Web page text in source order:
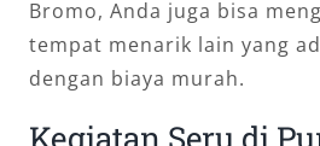
Bromo, Anda juga bisa
tempat menarik lain yang
dengan biaya murah.
Kegiatan Seru di